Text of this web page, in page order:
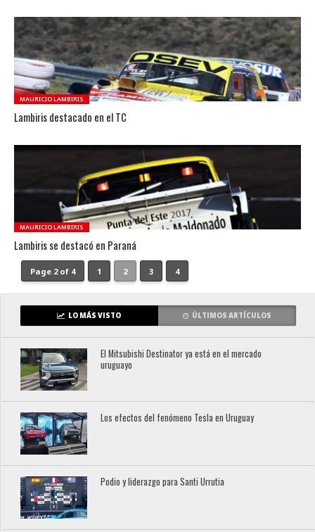
MAURICIO LAMBIRIS
Lambiris destacado en el TC
MAURICIO LAMBIRIS
Lambiris se destacó en Paraná
Page 2 of 4 1 2 3 4
LO MÁS VISTO ÚLTIMOS ARTÍCULOS
El Mitsubishi Destinator ya está en el mercado
uruguayo
Los efectos del fenómeno Tesla en Uruguay
Podio y liderazgo para Santi Urrutia